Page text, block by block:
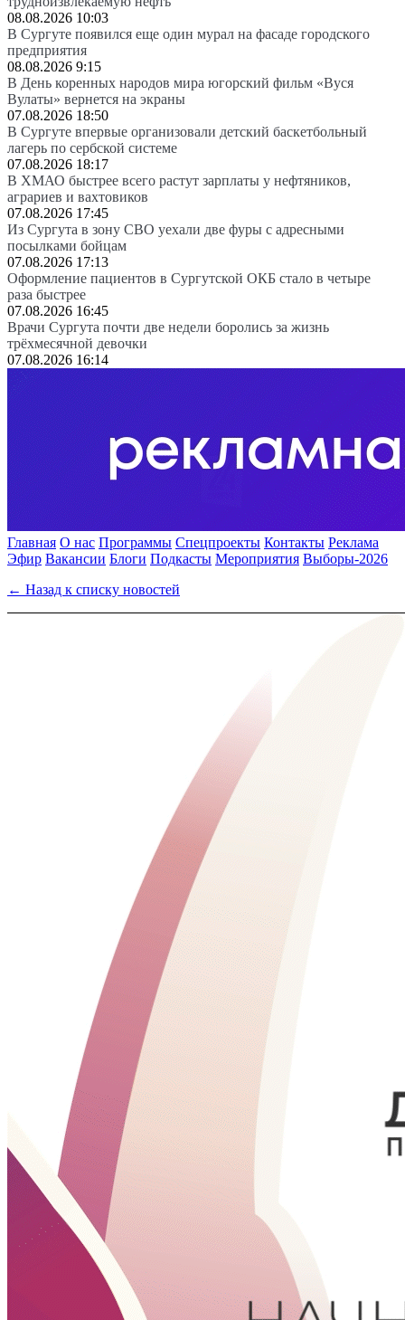
08.08.2026 10:03
В Сургуте появился еще один мурал на фасаде городского
предприятия
08.08.2026 9:15
В День коренных народов мира югорский фильм «Вуся
Вулаты» вернется на экраны
07.08.2026 18:50
В Сургуте впервые организовали детский баскетбольный
лагерь по сербской системе
07.08.2026 18:17
В ХМАО быстрее всего растут зарплаты у нефтяников,
аграриев и вахтовиков
07.08.2026 17:45
Из Сургута в зону СВО уехали две фуры с адресными
посылками бойцам
07.08.2026 17:13
Оформление пациентов в Сургутской ОКБ стало в четыре
раза быстрее
07.08.2026 16:45
Врачи Сургута почти две недели боролись за жизнь
трёхмесячной девочки
07.08.2026 16:14
Главная О нас Программы Спецпроекты Контакты Реклама
Эфир Вакансии Блоги Подкасты Мероприятия Выборы-2026
← Назад к списку новостей